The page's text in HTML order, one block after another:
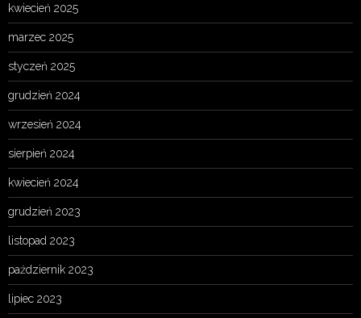
kwiecień 2025
marzec 2025
styczeń 2025
grudzień 2024
wrzesień 2024
sierpień 2024
kwiecień 2024
grudzień 2023
listopad 2023
październik 2023
lipiec 2023